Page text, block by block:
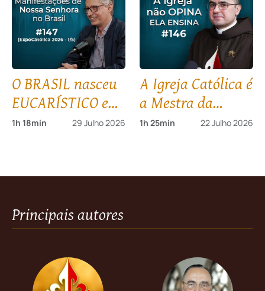
(3/5) ExpoCatólica 2026
(2/5)
O BRASIL nasceu
EUCARÍSTICO e
MARIANO I
(1/5)
A Igreja Católica é
a Mestra da
VERDADE. (E nós
#146
Principais autores